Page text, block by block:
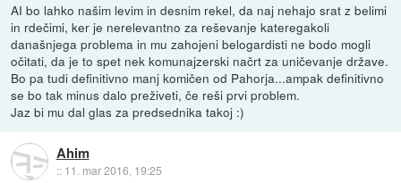
AI bo lahko našim levim in desnim rekel, da naj nehajo srat z belimi
in rdečimi, ker je nerelevantno za reševanje kateregakoli
današnjega problema in mu zahojeni belogardisti ne bodo mogli
očitati, da je to spet nek komunajzerski načrt za uničevanje države.
Bo pa tudi definitivno manj komičen od Pahorja...ampak definitivno
se bo tak minus dalo preživeti, če reši prvi problem.
Jaz bi mu dal glas za predsednika takoj :)
Ahim
:: 11. mar 2016, 19:25